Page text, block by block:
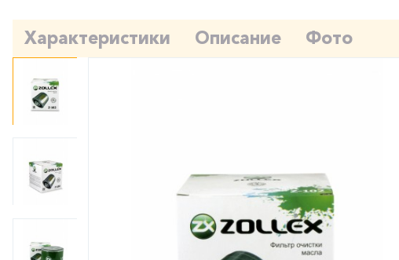
Характеристики Описание Фото